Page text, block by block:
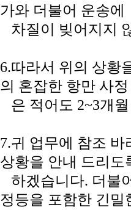
가와 더불어 운송에
차질이 빚어지지
6.따라서 위의 상황
의 혼잡한 항만 사정
은 적어도 2~3개
7.귀 업무에 참조
상황을 안내 드리도
하겠습니다. 더불
정등을 포함한 긴밀